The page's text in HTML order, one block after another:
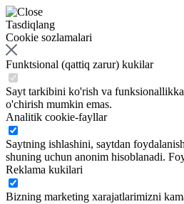
Tasdiqlang
Cookie sozlamalari
Funktsional (qattiq zarur) kukilar
Sayt tarkibini ko'rish va
o'chirish mumkin emas.
Analitik cookie-fayllar
Saytning ishlashini, saytdan
shuning uchun anonim hisoblanadi.
Reklama kukilari
Bizning marketing xarajatlarimizni